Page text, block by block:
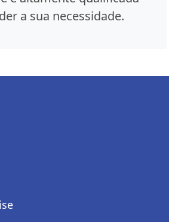
a sua necessidade.